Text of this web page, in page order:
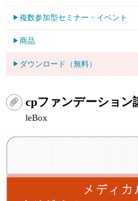
複数参加型セミナー・イベント
商品
ダウンロード（無料）
cpファンデーション
leBox